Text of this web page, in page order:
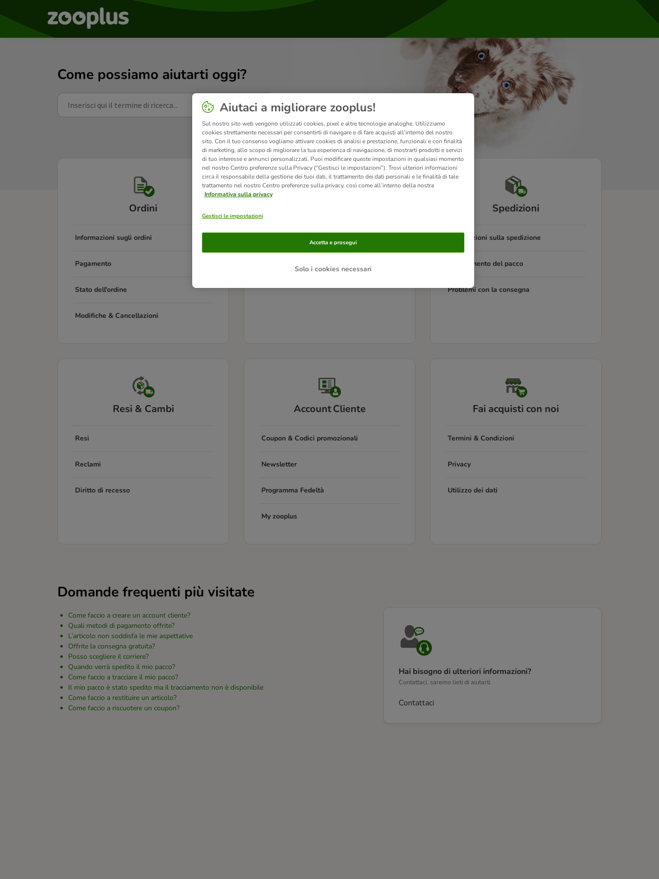
Come possiamo aiutarti oggi?
Ordini
Informazioni sugli ordini
Pagamento
Stato dell'ordine
Modifiche & Cancellazioni
Spedizioni
Informazioni sulla spedizione
Tracciamento del pacco
Problemi con la consegna
Resi & Cambi
Resi
Reclami
Diritto di recesso
Account Cliente
Coupon & Codici promozionali
Newsletter
Programma Fedeltà
My zooplus
Fai acquisti con noi
Termini & Condizioni
Privacy
Utilizzo dei dati
Domande frequenti più visitate
Come faccio a creare un account cliente?
Quali metodi di pagamento offrite?
L’articolo non soddisfa le mie aspettative
Offrite la consegna gratuita?
Posso scegliere il corriere?
Quando verrà spedito il mio pacco?
Come faccio a tracciare il mio pacco?
Il mio pacco è stato spedito ma il tracciamento non è disponibile
Come faccio a restituire un articolo?
Come faccio a riscuotere un coupon?
Hai bisogno di ulteriori informazioni?
Contattaci, saremo lieti di aiutarti.
Contattaci
Aiutaci a migliorare zooplus!
Sul nostro sito web vengono utilizzati cookies, pixel e altre tecnologie analoghe. Utilizziamo
cookies strettamente necessari per consentirti di navigare e di fare acquisti all’interno del nostro
sito. Con il tuo consenso vogliamo attivare cookies di analisi e prestazione, funzionali e con finalità
di marketing, allo scopo di migliorare la tua esperienza di navigazione, di mostrarti prodotti e servizi
di tuo interesse e annunci personalizzati. Puoi modificare queste impostazioni in qualsiasi momento
nel nostro Centro preferenze sulla Privacy (“Gestisci le impostazioni”). Trovi ulteriori informazioni
circa il responsabile della gestione dei tuoi dati, il trattamento dei dati personali e le finalità di tale
trattamento nel nostro Centro preferenze sulla privacy, così come all’interno della nostra
Informativa sulla privacy
Gestisci le impostazioni
Solo i cookies necessari
Accetta e prosegui